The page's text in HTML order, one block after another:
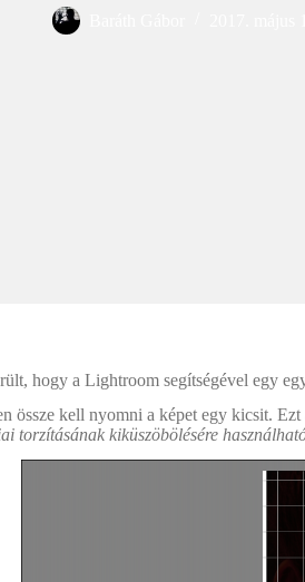
hogy a Lightroom segítségével egy
össze kell nyomni a képet egy kicsit.
torzításának kiküszöbölésére